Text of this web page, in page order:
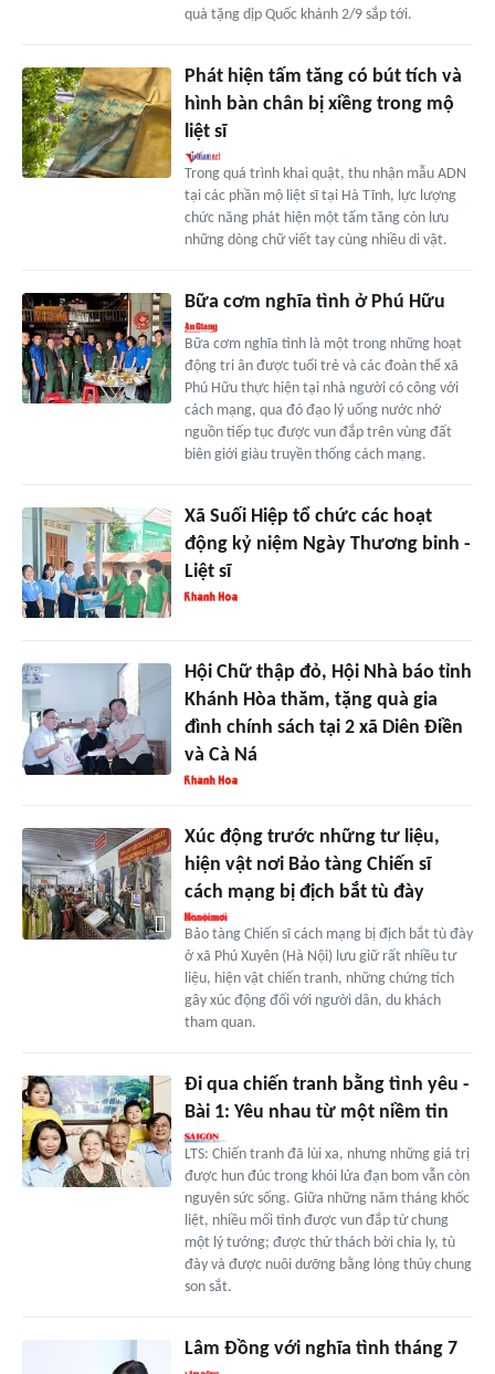
quà tặng dịp Quốc khánh 2/9 sắp tới.
Phát hiện tấm tăng có bút tích và
hình bàn chân bị xiềng trong mộ
liệt sĩ
Trong quá trình khai quật, thu nhận mẫu ADN
tại các phần mộ liệt sĩ tại Hà Tĩnh, lực lượng
chức năng phát hiện một tấm tăng còn lưu
những dòng chữ viết tay cùng nhiều di vật.
Bữa cơm nghĩa tình ở Phú Hữu
Bữa cơm nghĩa tình là một trong những hoạt
động tri ân được tuổi trẻ và các đoàn thể xã
Phú Hữu thực hiện tại nhà người có công với
cách mạng, qua đó đạo lý uống nước nhớ
nguồn tiếp tục được vun đắp trên vùng đất
biên giới giàu truyền thống cách mạng.
Xã Suối Hiệp tổ chức các hoạt
động kỷ niệm Ngày Thương binh -
Liệt sĩ
Hội Chữ thập đỏ, Hội Nhà báo tỉnh
Khánh Hòa thăm, tặng quà gia
đình chính sách tại 2 xã Diên Điền
và Cà Ná
Xúc động trước những tư liệu,
hiện vật nơi Bảo tàng Chiến sĩ
cách mạng bị địch bắt tù đày
Bảo tàng Chiến sĩ cách mạng bị địch bắt tù đày
ở xã Phú Xuyên (Hà Nội) lưu giữ rất nhiều tư
liệu, hiện vật chiến tranh, những chứng tích
gây xúc động đối với người dân, du khách
tham quan.
Đi qua chiến tranh bằng tình yêu -
Bài 1: Yêu nhau từ một niềm tin
LTS: Chiến tranh đã lùi xa, nhưng những giá trị
được hun đúc trong khói lửa đạn bom vẫn còn
nguyên sức sống. Giữa những năm tháng khốc
liệt, nhiều mối tình được vun đắp từ chung
một lý tưởng; được thử thách bởi chia ly, tù
đày và được nuôi dưỡng bằng lòng thủy chung
son sắt.
Lâm Đồng với nghĩa tình tháng 7